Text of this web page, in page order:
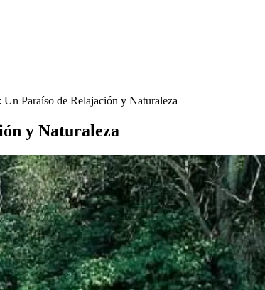
Paraíso de Relajación y Naturaleza
y Naturaleza